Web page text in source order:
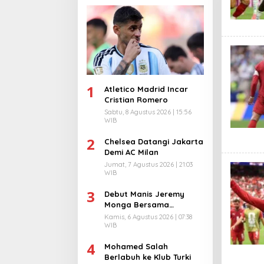
1
Atletico Madrid Incar
Cristian Romero
Sabtu, 8 Agustus 2026 | 15:56
WIB
2
Chelsea Datangi Jakarta
Demi AC Milan
Jumat, 7 Agustus 2026 | 21:03
WIB
3
Debut Manis Jeremy
Monga Bersama
Manchester City
Kamis, 6 Agustus 2026 | 07:38
WIB
4
Mohamed Salah
Berlabuh ke Klub Turki